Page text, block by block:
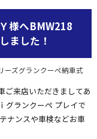
様へBMW218
ました！
ーズグランクーペ納車式
ご来店いただきましてあ
グランクーペ プレイで
ナンスや車検などお車